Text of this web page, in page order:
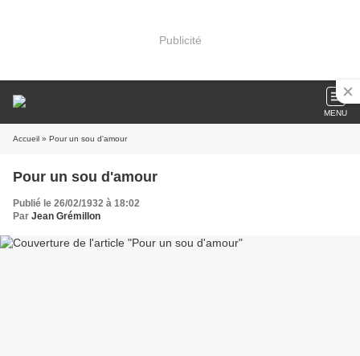
Publicité
MENU
Accueil » Pour un sou d'amour
Pour un sou d'amour
Publié le 26/02/1932 à 18:02
Par Jean Grémillon